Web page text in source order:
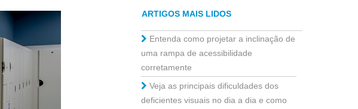
ARTIGOS MAIS LIDOS
Entenda como projetar a inclinação de
uma rampa de acessibilidade
corretamente
Veja as principais dificuldades dos
deficientes visuais no dia a dia e como